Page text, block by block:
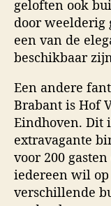
geloften ook
door
een van de
beschikbaar
Een andere
Brabant is Hof
Eindhoven. Dit
extravagante
voor 200
iedereen wil
verschillende